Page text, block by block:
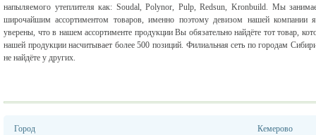
напыляемого утеплителя как: Soudal, Polynor, Pulp, Redsun, Kronbuild. Мы
широчайшим ассортиментом товаров, именно поэтому девизом нашей компании
уверены, что в нашем ассортименте продукции Вы обязательно найдёте тот товар,
нашей продукции насчитывает более 500 позиций. Филиальная сеть по городам
не найдёте у других.
Город Кемерово